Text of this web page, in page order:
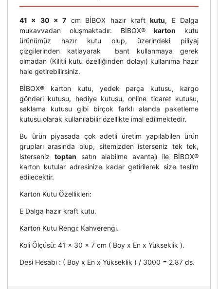
41 x 30 x 7 cm BİBOX hazır kraftkutu, E Dalga
mukavvadan oluşmaktadır. BİBOX®karton kutu
ürünümüz hazır kutu olup, üzerindeki piliyaj
çizgilerinden katlayarak bant kullanmaya gerek
olmadan (Kilitli kutu özelliğinden dolayı) kullanıma hazır
hale getirebilirsiniz.
BİBOX® karton kutu, yedek parça kutusu, kargo
gönderi kutusu, hediye kutusu, online ticaret kutusu,
saklama kutusu gibi birçok farklı alanda paketleme
kutusu olarak kullanılabilir özellikte imal edilmektedir.
Bu ürün piyasada çok adetli üretim yapılabilen ürün
grupları arasında olup, sitemizden isterseniz tek tek,
isterseniz toptan satın alabilme avantajı ile BİBOX®
karton kutular adresinize kadar getirilerek size teslim
edilecektir.
Karton Kutu Özellikleri:
E Dalga hazır kraft kutu.
Karton Kutu Rengi: Kahverengi.
Koli Ölçüsü: 41 x 30 x 7 cm ( Boy x En x Yükseklik ).
Desi Hesabı : ( Boy x En x Yükseklik ) / 3000 = 2.87 ds.